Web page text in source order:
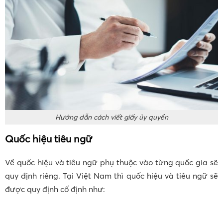
Hướng dẫn cách viết giấy ủy quyền
Quốc hiệu tiêu ngữ
Về quốc hiệu và tiêu ngữ phụ thuộc vào từng quốc gia sẽ
quy định riêng. Tại Việt Nam thì quốc hiệu và tiêu ngữ sẽ
được quy định cố định như: